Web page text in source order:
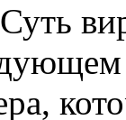
Суть